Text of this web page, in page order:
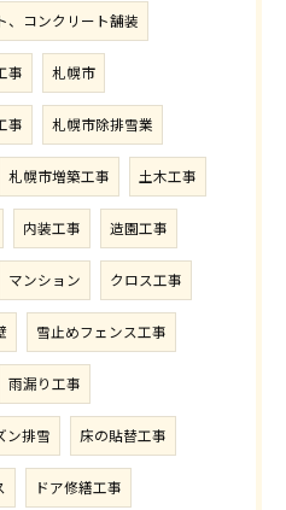
、コンクリート舗装
事 札幌市
事 札幌市除排雪業
札幌市増築工事 土木工事
内装工事 造園工事
マンション クロス工事
雪止めフェンス工事
雨漏り工事
ン排雪 床の貼替工事
ドア修繕工事